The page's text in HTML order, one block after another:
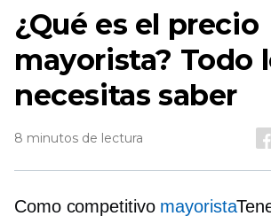
¿Qué es el precio
mayorista? Todo
necesitas saber
8 minutos de lectura
Como competitivo mayorista